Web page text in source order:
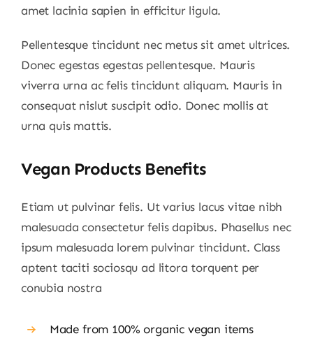
amet lacinia sapien in efficitur ligula.
Pellentesque tincidunt nec metus sit amet ultrices.
Donec egestas egestas pellentesque. Mauris
viverra urna ac felis tincidunt aliquam. Mauris in
consequat nislut suscipit odio. Donec mollis at
urna quis mattis.
Vegan Products Benefits
Etiam ut pulvinar felis. Ut varius lacus vitae nibh
malesuada consectetur felis dapibus. Phasellus nec
ipsum malesuada lorem pulvinar tincidunt. Class
aptent taciti sociosqu ad litora torquent per
conubia nostra
Made from 100% organic vegan items